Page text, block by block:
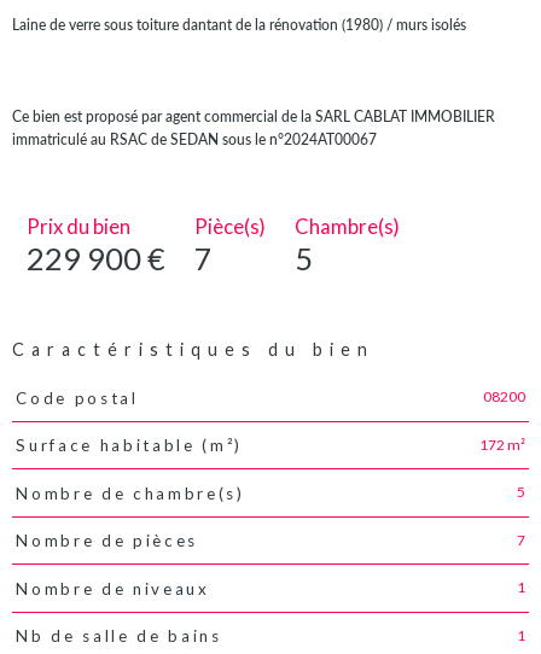
Laine de verre sous toiture dantant de la rénovation (1980) / murs isolés
Ce bien est proposé par agent commercial de la SARL CABLAT IMMOBILIER
immatriculé au RSAC de SEDAN sous le n°2024AT00067
Prix du bien
229 900 €
Pièce(s)
7
Chambre(s)
5
Caractéristiques du bien
Caractéristiques Valeurs
Code postal 08200
Surface habitable (m²) 172 m²
Nombre de chambre(s) 5
Nombre de pièces 7
Nombre de niveaux 1
Nb de salle de bains 1